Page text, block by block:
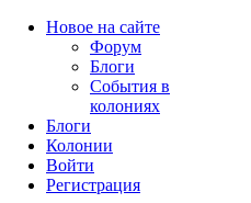
Новое на сайте
Форум
Блоги
События в
колониях
Блоги
Колонии
Войти
Peгиcтpaция